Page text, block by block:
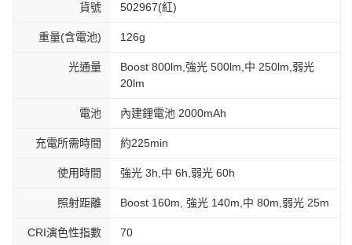
貨號 502967(紅)
重量(含電池) 126g
光通量
Boost 800lm,強光 500lm,中 250lm,弱光
20lm
電池 內建鋰電池 2000mAh
充電所需時間 約225min
使用時間 強光 3h,中 6h,弱光 60h
照射距離 Boost 160m, 強光 140m,中 80m,弱光 25m
CRI演色性指數 70